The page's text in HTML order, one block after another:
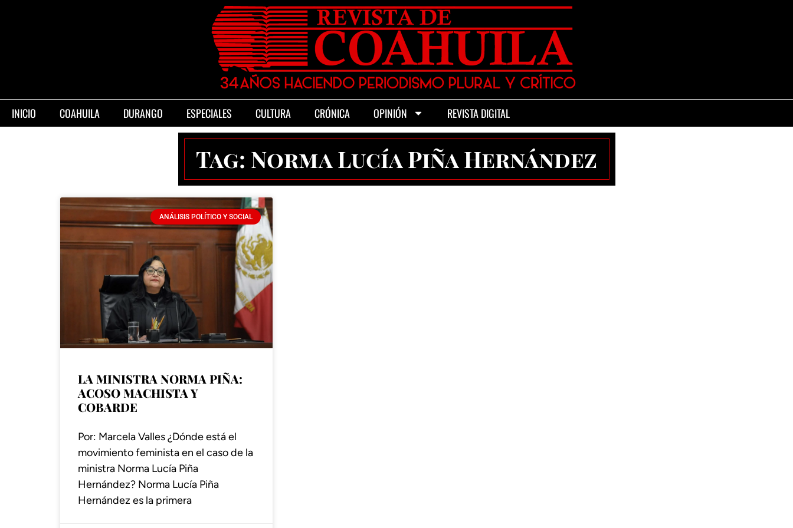
INICIO COAHUILA DURANGO ESPECIALES CULTURA CRÓNICA OPINIÓN REVISTA DIGITAL
Tag: Norma Lucía Piña Hernández
ANÁLISIS POLÍTICO Y SOCIAL
LA MINISTRA NORMA PIÑA:
ACOSO MACHISTA Y
COBARDE
Por: Marcela Valles ¿Dónde está el
movimiento feminista en el caso de la
ministra Norma Lucía Piña
Hernández? Norma Lucía Piña
Hernández es la primera